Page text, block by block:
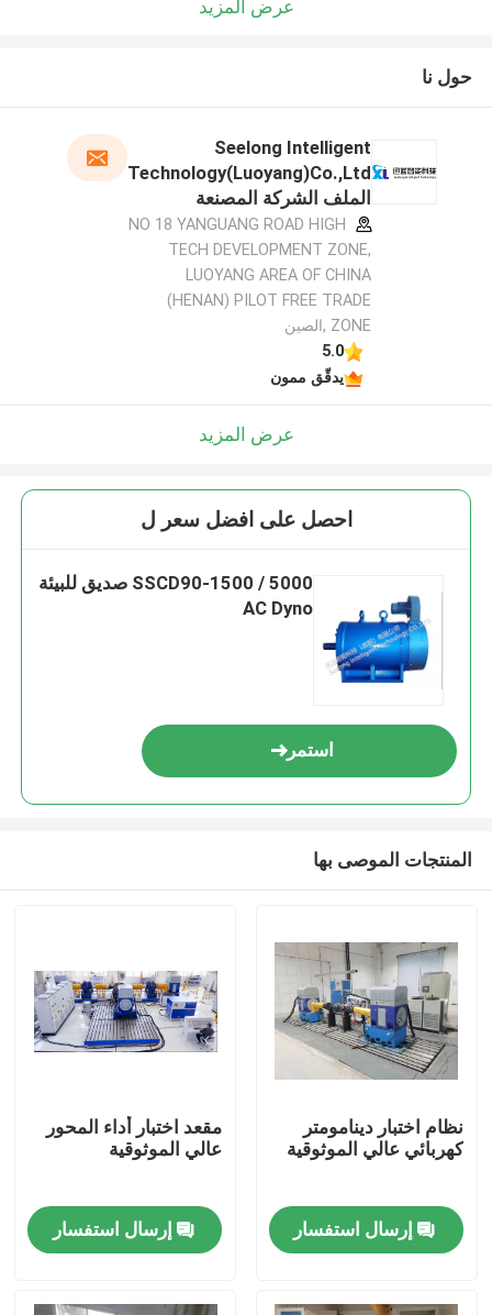
المنزل
المنتجات
عرض المزيد
حول نا
Seelong Intelligent
Technology(Luoyang)Co.,Ltd
الملف الشركة المصنعة
NO 18 YANGUANG ROAD HIGH
TECH DEVELOPMENT ZONE,
LUOYANG AREA OF CHINA
(HENAN) PILOT FREE TRADE
ZONE ,الصين
5.0
يدقّق ممون
عرض المزيد
احصل على افضل سعر ل
SSCD90-1500 / 5000 صديق للبيئة
AC Dyno
استمر
المنتجات الموصى بها
نظام اختبار دينامومتر
كهربائي عالي الموثوقية
إرسال استفسار
مقعد اختبار أداء المحور
عالي الموثوقية
إرسال استفسار